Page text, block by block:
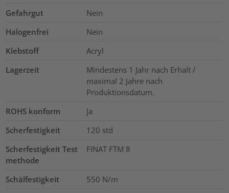
Gefahrgut
Nein
Halogenfrei
Nein
Klebstoff
Acryl
Lagerzeit
Mindestens 1 Jahr nach Erhalt /
maximal 2 Jahre nach
Produktionsdatum.
ROHS konform
Ja
Scherfestigkeit
120 std
Scherfestigkeit Test
methode
FINAT FTM 8
Schälfestigkeit 550 N/m